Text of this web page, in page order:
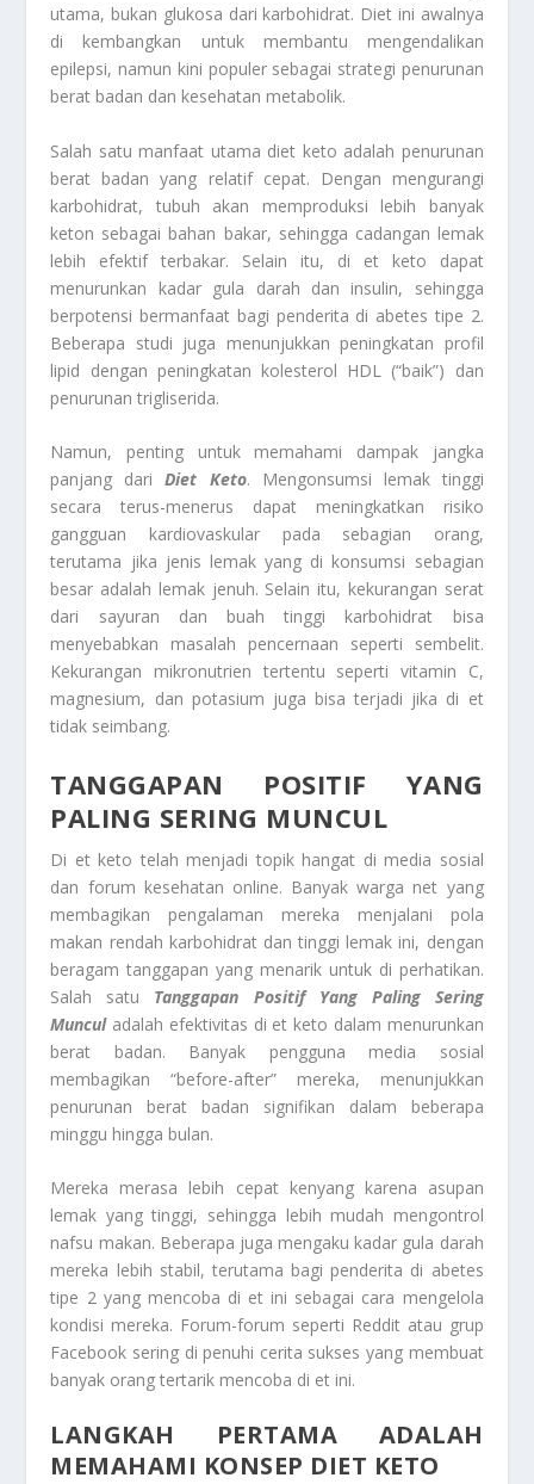
utama, bukan glukosa dari karbohidrat. Diet ini awalnya
di kembangkan untuk membantu mengendalikan
epilepsi, namun kini populer sebagai strategi penurunan
berat badan dan kesehatan metabolik.
Salah satu manfaat utama diet keto adalah penurunan
berat badan yang relatif cepat. Dengan mengurangi
karbohidrat, tubuh akan memproduksi lebih banyak
keton sebagai bahan bakar, sehingga cadangan lemak
lebih efektif terbakar. Selain itu, di et keto dapat
menurunkan kadar gula darah dan insulin, sehingga
berpotensi bermanfaat bagi penderita di abetes tipe 2.
Beberapa studi juga menunjukkan peningkatan profil
lipid dengan peningkatan kolesterol HDL (“baik”) dan
penurunan trigliserida.
Namun, penting untuk memahami dampak jangka
panjang dariDiet Keto. Mengonsumsi lemak tinggi
secara terus-menerus dapat meningkatkan risiko
gangguan kardiovaskular pada sebagian orang,
terutama jika jenis lemak yang di konsumsi sebagian
besar adalah lemak jenuh. Selain itu, kekurangan serat
dari sayuran dan buah tinggi karbohidrat bisa
menyebabkan masalah pencernaan seperti sembelit.
Kekurangan mikronutrien tertentu seperti vitamin C,
magnesium, dan potasium juga bisa terjadi jika di et
tidak seimbang.
TANGGAPAN POSITIF YANG
PALING SERING MUNCUL
Di et keto telah menjadi topik hangat di media sosial
dan forum kesehatan online. Banyak warga net yang
membagikan pengalaman mereka menjalani pola
makan rendah karbohidrat dan tinggi lemak ini, dengan
beragam tanggapan yang menarik untuk di perhatikan.
Salah satu Tanggapan Positif Yang Paling Sering
Munculadalah efektivitas di et keto dalam menurunkan
berat badan. Banyak pengguna media sosial
membagikan “before-after” mereka, menunjukkan
penurunan berat badan signifikan dalam beberapa
minggu hingga bulan.
Mereka merasa lebih cepat kenyang karena asupan
lemak yang tinggi, sehingga lebih mudah mengontrol
nafsu makan. Beberapa juga mengaku kadar gula darah
mereka lebih stabil, terutama bagi penderita di abetes
tipe 2 yang mencoba di et ini sebagai cara mengelola
kondisi mereka. Forum-forum seperti Reddit atau grup
Facebook sering di penuhi cerita sukses yang membuat
banyak orang tertarik mencoba di et ini.
LANGKAH PERTAMA ADALAH
MEMAHAMI KONSEP DIET KETO